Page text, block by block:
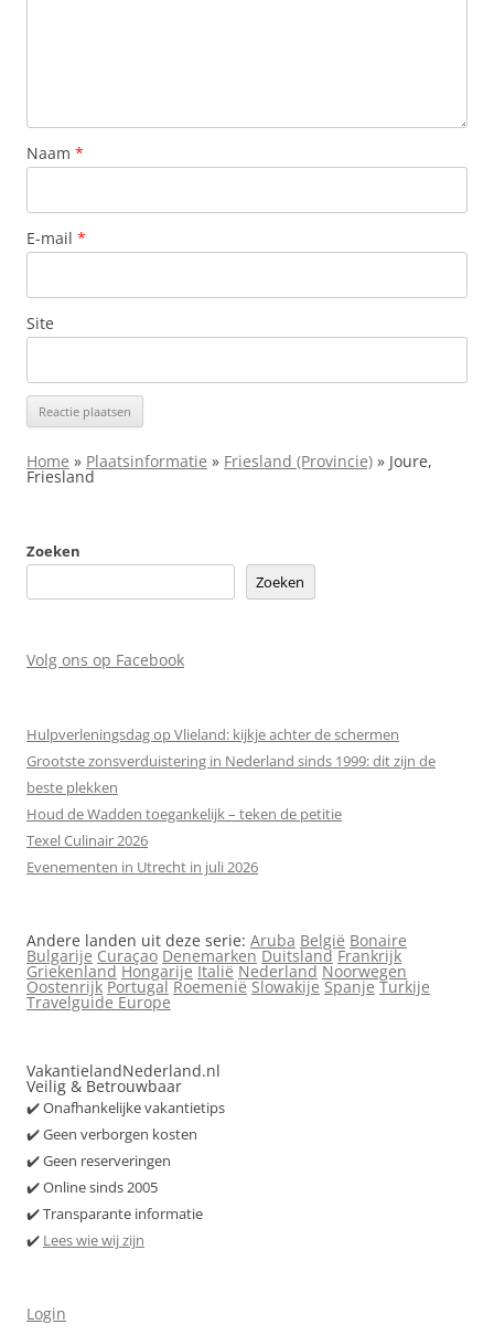
Naam *
E-mail *
Site
Home » Plaatsinformatie » Friesland (Provincie) » Joure,
Friesland
Zoeken
Zoeken
Volg ons op Facebook
Hulpverleningsdag op Vlieland: kijkje achter de schermen
Grootste zonsverduistering in Nederland sinds 1999: dit zijn de
beste plekken
Houd de Wadden toegankelijk – teken de petitie
Texel Culinair 2026
Evenementen in Utrecht in juli 2026
Andere landen uit deze serie: Aruba België Bonaire
Bulgarije Curaçao Denemarken Duitsland Frankrijk
Griekenland Hongarije Italië Nederland Noorwegen
Oostenrijk Portugal Roemenië Slowakije Spanje Turkije
Travelguide Europe
VakantielandNederland.nl
Veilig & Betrouwbaar
✔️ Onafhankelijke vakantietips
✔️ Geen verborgen kosten
✔️ Geen reserveringen
✔️ Online sinds 2005
✔️ Transparante informatie
✔️ Lees wie wij zijn
Login